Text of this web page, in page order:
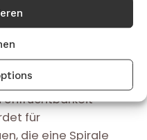
eine
zwingend
können
und im
Unfruchtbarkeit
für
die eine Spirale